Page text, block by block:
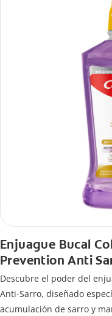
Enjuague Bucal
Prevention Anti
Descubre el poder del
Anti-Sarro, diseñado
acumulación de sarro y